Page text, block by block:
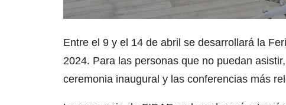
Entre el 9 y el 14 de abril se desarrollará la
2024. Para las personas que no puedan
ceremonia inaugural y las conferencias más